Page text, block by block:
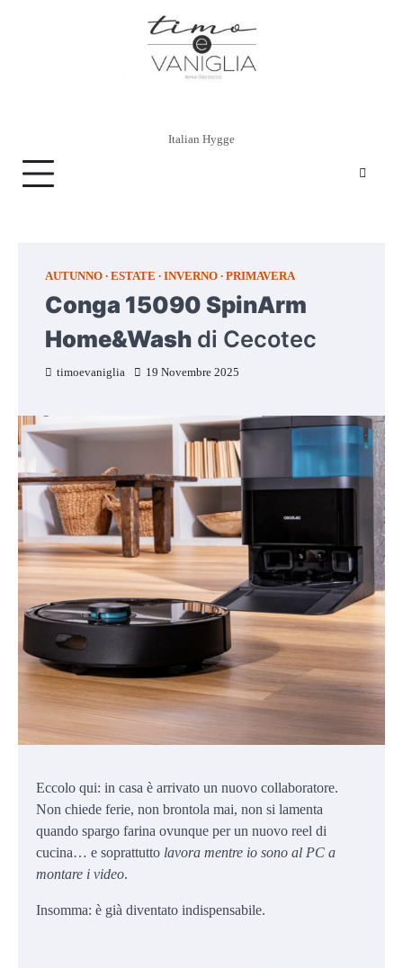
Italian Hygge
AUTUNNO ESTATE INVERNO PRIMAVERA
Conga 15090 SpinArm
Home&Wash di Cecotec
timoevaniglia 19 Novembre 2025
Eccolo qui: in casa è arrivato un nuovo collaboratore.
Non chiede ferie, non brontola mai, non si lamenta
quando spargo farina ovunque per un nuovo reel di
cucina… e soprattutto lavora mentre io sono al PC a
montare i video.
Insomma: è già diventato indispensabile.